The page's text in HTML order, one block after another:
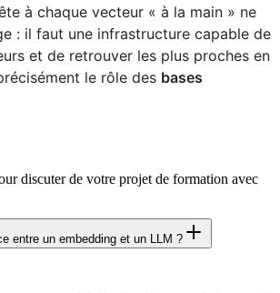
à chaque vecteur « à la main » ne
: il faut une infrastructure capable de
et de retrouver les plus proches en
le rôle des bases
discuter de votre projet de formation avec
entre un embedding et un LLM ?